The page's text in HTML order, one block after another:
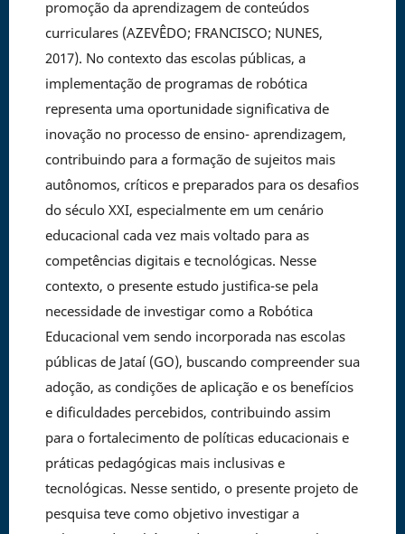
promoção da aprendizagem de conteúdos
curriculares (AZEVÊDO; FRANCISCO; NUNES,
2017). No contexto das escolas públicas, a
implementação de programas de robótica
representa uma oportunidade significativa de
inovação no processo de ensino- aprendizagem,
contribuindo para a formação de sujeitos mais
autônomos, críticos e preparados para os desafios
do século XXI, especialmente em um cenário
educacional cada vez mais voltado para as
competências digitais e tecnológicas. Nesse
contexto, o presente estudo justifica-se pela
necessidade de investigar como a Robótica
Educacional vem sendo incorporada nas escolas
públicas de Jataí (GO), buscando compreender sua
adoção, as condições de aplicação e os benefícios
e dificuldades percebidos, contribuindo assim
para o fortalecimento de políticas educacionais e
práticas pedagógicas mais inclusivas e
tecnológicas. Nesse sentido, o presente projeto de
pesquisa teve como objetivo investigar a